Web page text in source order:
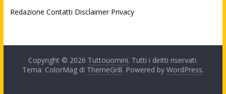
Redazione Contatti Disclaimer Privacy
Copyright © 2026 Tuttouomini. Tutti i diritti riservati.
Tema: ColorMag di ThemeGrill. Powered by WordPress.